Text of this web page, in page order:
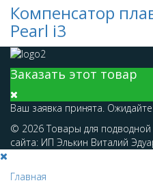
Компенсатор
Pearl i3
Заказать этот товар
Ваш заявка принята.
© 2026 Товары для
сайта: ИП Элькин Виталий
Главная